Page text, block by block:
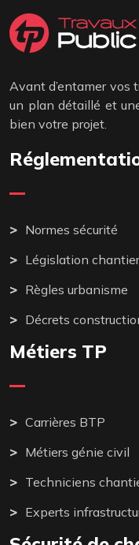
Avant d’entamer vos
un plan détaillé et
bien votre projet.
Normes sécurité
Législation
Règles urbanisme
Décrets
Métiers TP
Carrières BTP
Métiers génie civil
Techniciens
Experts